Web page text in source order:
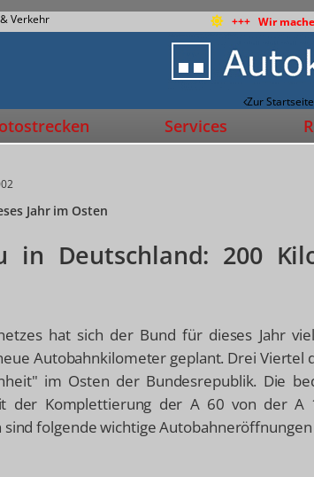
Verkehr +++ Wir
Zur Startseite
Services
Jahr im Osten
in Deutschland: 200
hat sich der Bund für dieses Jahr
Autobahnkilometer geplant. Drei Viertel
im Osten der Bundesrepublik. Die
der Komplettierung der A 60 von der A
sind folgende wichtige